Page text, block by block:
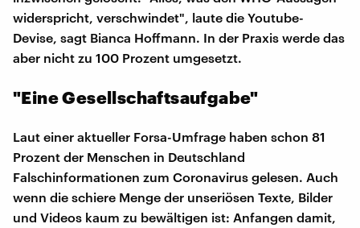
widerspricht, verschwindet", laute die Youtube-
Devise, sagt Bianca Hoffmann. In der Praxis werde das
aber nicht zu 100 Prozent umgesetzt.
"Eine Gesellschaftsaufgabe"
Laut einer aktueller Forsa-Umfrage haben schon 81
Prozent der Menschen in Deutschland
Falschinformationen zum Coronavirus gelesen. Auch
wenn die schiere Menge der unseriösen Texte, Bilder
und Videos kaum zu bewältigen ist: Anfangen damit,